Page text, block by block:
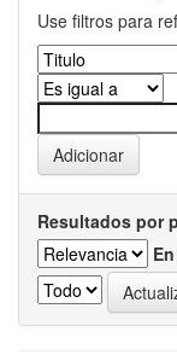
Use filtros para
Resultados por